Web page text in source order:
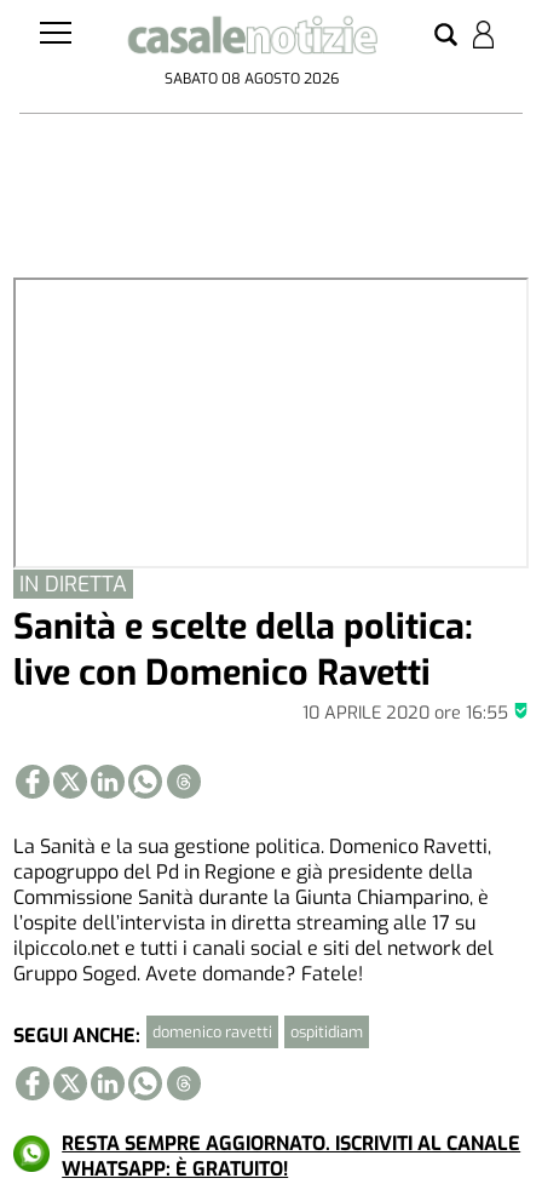
SABATO 08 AGOSTO 2026
10 APRILE 2020 ore 16:55
IN DIRETTA
Sanità e scelte della politica:
live con Domenico Ravetti
La Sanità e la sua gestione politica. Domenico Ravetti,
capogruppo del Pd in Regione e già presidente della
Commissione Sanità durante la Giunta Chiamparino, è
l’ospite dell’intervista in diretta streaming alle 17 su
ilpiccolo.net e tutti i canali social e siti del network del
Gruppo Soged. Avete domande? Fatele!
SEGUI ANCHE: domenico ravetti ospitidiam
RESTA SEMPRE AGGIORNATO. ISCRIVITI AL CANALE
WHATSAPP: È GRATUITO!